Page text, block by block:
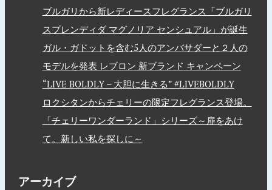
ブルガリから新レディースフレグランス「ブルガリ
スプレンディダ マグノリア センシュアル」が誕生
ガル・ガドットを含む5人のアンバサダーと２人の
モデルを発表 レブロン 新ブランド キャンペーン
“LIVE BOLDLY – 大胆に生きる” #LIVEBOLDLY
ロクシタンからチェリーの限定フレグランス登場。
「チェリーワンダーランド」シリーズ～扉をあけ
て。新しい私を探しに～
アーカイブ